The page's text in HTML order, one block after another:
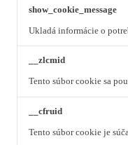
show_cookie_message
Ukladá informácie o
__zlcmid
Tento súbor cookie sa
__cfruid
Tento súbor cookie je